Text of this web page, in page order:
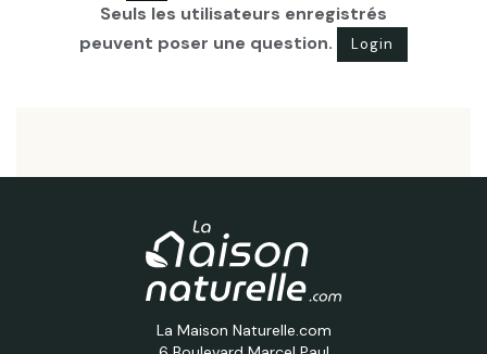
Seuls les utilisateurs enregistrés
peuvent poser une question.
Login
La Maison Naturelle.com